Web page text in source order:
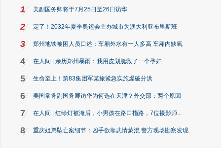
1 美副国务卿将于7月25日至26日访华
2 定了！2032年夏季奥运会主办城市为澳大利亚布里斯班
3 郑州地铁被困人员口述：车厢外水有一人多高 车厢内缺氧
4 在人间 | 亲历郑州暴雨：我用皮划艇救了一个孕妇
5 生命至上！第83集团军某旅紧急实施爆破分洪
6 美国常务副国务卿访华为何选在天津？外交部：两个原因
7 在人间 | 红绿灯被淹后，小男孩在路口指路，7位摄影师...
8 重庆姐弟坠亡案细节：凶手欲靠悲情蒙混 警方现场勘察发现...